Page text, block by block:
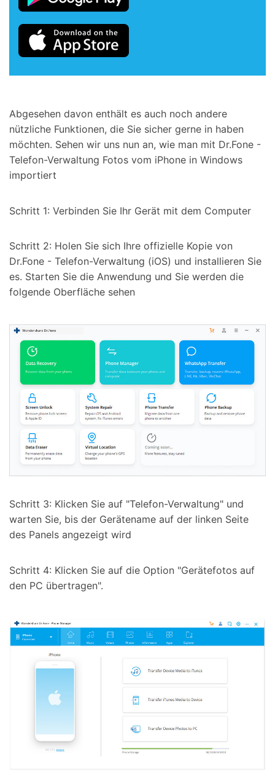
Abgesehen davon enthält es auch noch andere
nützliche Funktionen, die Sie sicher gerne in haben
möchten. Sehen wir uns nun an, wie man mit Dr.Fone -
Telefon-Verwaltung Fotos vom iPhone in Windows
importiert
Schritt 1: Verbinden Sie Ihr Gerät mit dem Computer
Schritt 2: Holen Sie sich Ihre offizielle Kopie von
Dr.Fone - Telefon-Verwaltung (iOS) und installieren Sie
es. Starten Sie die Anwendung und Sie werden die
folgende Oberfläche sehen
Schritt 3: Klicken Sie auf "Telefon-Verwaltung" und
warten Sie, bis der Gerätename auf der linken Seite
des Panels angezeigt wird
Schritt 4: Klicken Sie auf die Option "Gerätefotos auf
den PC übertragen".